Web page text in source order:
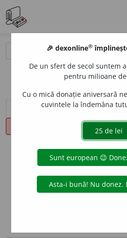
sinteza definițiilor (1) definiții
info
Aceste definiții sunt
echipa dexonline.
originale se află
Puteți reordona
🎉 dexonline®
De un sfert de secol suntem
pentru milioane
Cu o mică donație aniversară
cuvintele la îndemâna